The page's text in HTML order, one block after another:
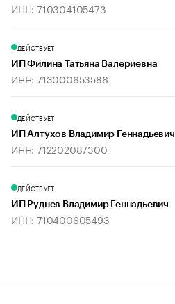
ИНН: 710304105473
ДЕЙСТВУЕТ
ИП Филина Татьяна Валериевна
ИНН: 713000653586
ДЕЙСТВУЕТ
ИП Алтухов Владимир Геннадьевич
ИНН: 712202087300
ДЕЙСТВУЕТ
ИП Руднев Владимир Геннадьевич
ИНН: 710400605493